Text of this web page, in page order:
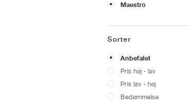
Maestro
Sorter
Anbefalet
Pris høj - lav
Pris lav - høj
Bedømmelse